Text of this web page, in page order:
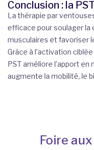
Conclusion : la
La thérapie par
efficace pour soulager la
musculaires et favoriser
Grâce à l’activation
PST améliore l’apport
augmente la mobilité, le
Foire